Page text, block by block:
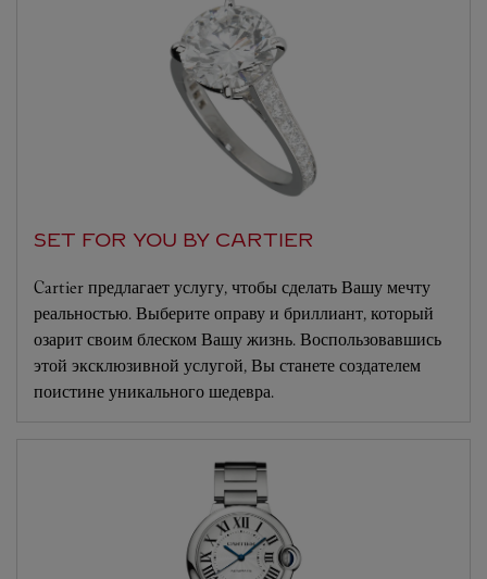
SET FOR YOU BY CARTIER
Cartier предлагает услугу, чтобы сделать Вашу мечту
реальностью. Выберите оправу и бриллиант, который
озарит своим блеском Вашу жизнь. Воспользовавшись
этой эксклюзивной услугой, Вы станете создателем
поистине уникального шедевра.